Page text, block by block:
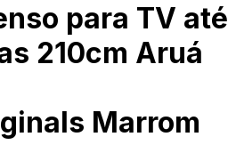
para TV até
210cm Aruá
Marrom